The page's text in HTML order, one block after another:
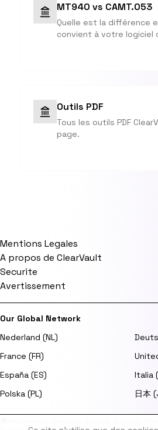
MT940 vs CAMT.053
Quelle est la différence
convient à votre logiciel
Outils PDF
Tous les outils PDF
page.
Mentions Legales
A propos de ClearVault
Securite
Avertissement
Our Global Network
Nederland (NL)
France (FR)
España (ES)
Italia
Polska (PL)
日本